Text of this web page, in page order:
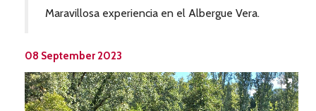
Maravillosa experiencia en el Albergue Vera.
08 September 2023